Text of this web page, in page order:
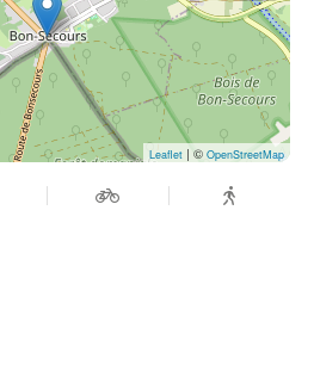
Leaflet | © OpenStreetMap